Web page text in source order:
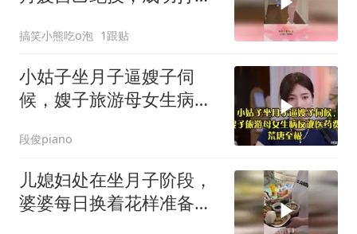
搞笑小熊吃o泡 1跟贴
小姑子坐月子逼嫂子伺
候，嫂子旅游母女生病反
段俊piano
儿媳妇处在坐月子阶段，
婆婆每日换着花样准备餐